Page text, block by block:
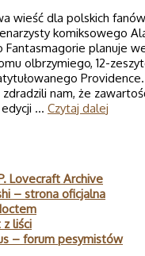
wieść dla polskich
komiksowego
planuje
olbrzymiego, 12-
nam, że
… Czytaj dalej
Lovecraft Archive
– strona oficjalna
z liści
– forum pesymistów